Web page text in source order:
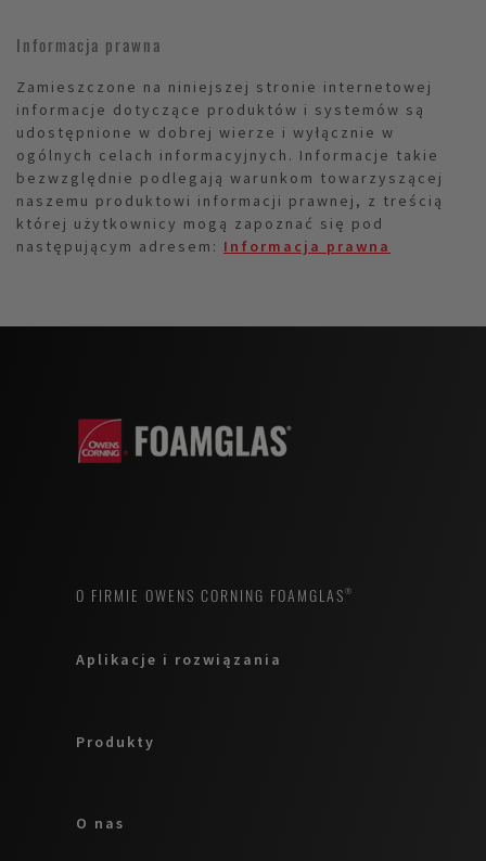
Informacja prawna
Zamieszczone na niniejszej stronie internetowej
informacje dotyczące produktów i systemów są
udostępnione w dobrej wierze i wyłącznie w
ogólnych celach informacyjnych. Informacje takie
bezwzględnie podlegają warunkom towarzyszącej
naszemu produktowi informacji prawnej, z treścią
której użytkownicy mogą zapoznać się pod
następującym adresem: Informacja prawna
O FIRMIE OWENS CORNING FOAMGLAS®
Aplikacje i rozwiązania
Produkty
O nas